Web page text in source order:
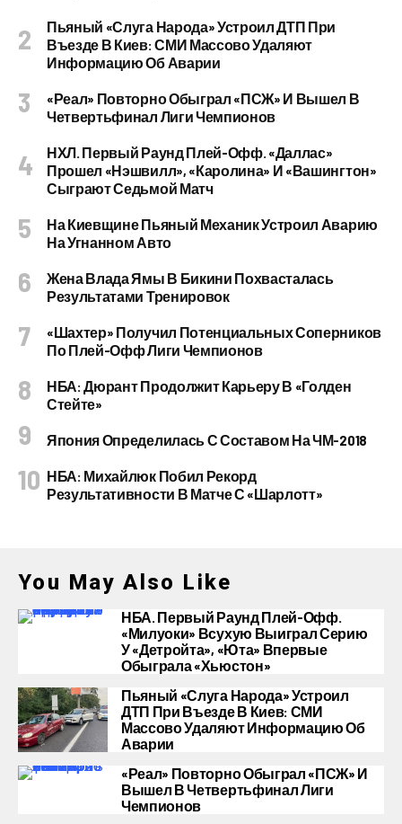
Пьяный «слуга Народа» Устроил ДТП При
Въезде В Киев: СМИ Массово Удаляют
Информацию Об Аварии
«Реал» Повторно Обыграл «ПСЖ» И Вышел В
Четвертьфинал Лиги Чемпионов
НХЛ. Первый Раунд Плей-Офф. «Даллас»
Прошел «Нэшвилл», «Каролина» И «Вашингтон»
Сыграют Седьмой Матч
На Киевщине Пьяный Механик Устроил Аварию
На Угнанном Авто
Жена Влада Ямы В Бикини Похвасталась
Результатами Тренировок
«Шахтер» Получил Потенциальных Соперников
По Плей-Офф Лиги Чемпионов
НБА: Дюрант Продолжит Карьеру В «Голден
Стейте»
Япония Определилась С Составом На ЧМ-2018
НБА: Михайлюк Побил Рекорд
Результативности В Матче С «Шарлотт»
You May Also Like
НБА. Первый Раунд Плей-Офф.
«Милуоки» Всухую Выиграл Серию
У «Детройта», «Юта» Впервые
Обыграла «Хьюстон»
Пьяный «слуга Народа» Устроил
ДТП При Въезде В Киев: СМИ
Массово Удаляют Информацию Об
Аварии
«Реал» Повторно Обыграл «ПСЖ» И
Вышел В Четвертьфинал Лиги
Чемпионов